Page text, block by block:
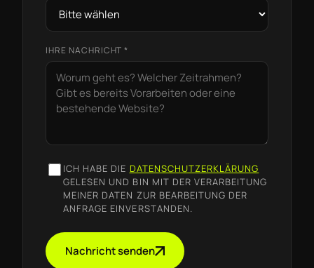
IHRE NACHRICHT *
ICH HABE DIE DATENSCHUTZERKLÄRUNG
GELESEN UND BIN MIT DER VERARBEITUNG
MEINER DATEN ZUR BEARBEITUNG DER
ANFRAGE EINVERSTANDEN.
Nachricht senden